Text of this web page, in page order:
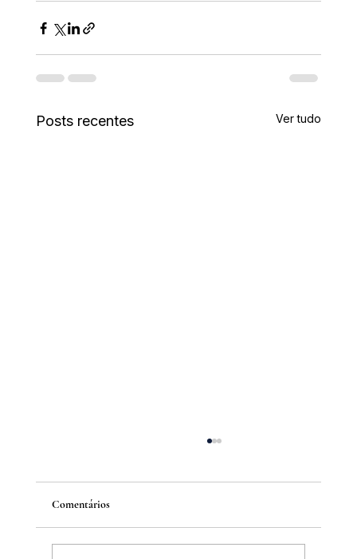
Posts recentes Ver tudo
Comentários